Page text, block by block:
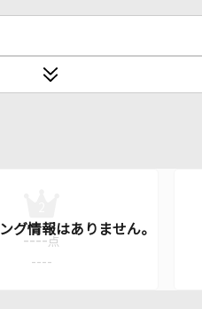
---- 点
----